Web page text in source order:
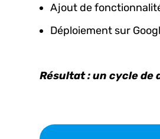
Ajout de
Déploiement sur
Résultat : un cycle de